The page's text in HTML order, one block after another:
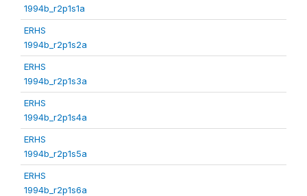
1994b_r2p1s1a
ERHS
1994b_r2p1s2a
ERHS
1994b_r2p1s3a
ERHS
1994b_r2p1s4a
ERHS
1994b_r2p1s5a
ERHS
1994b_r2p1s6a